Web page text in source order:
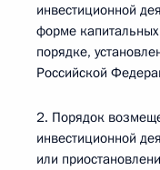
инвестиционной
форме
порядке,
Российской
2. Порядок
инвестиционной
или